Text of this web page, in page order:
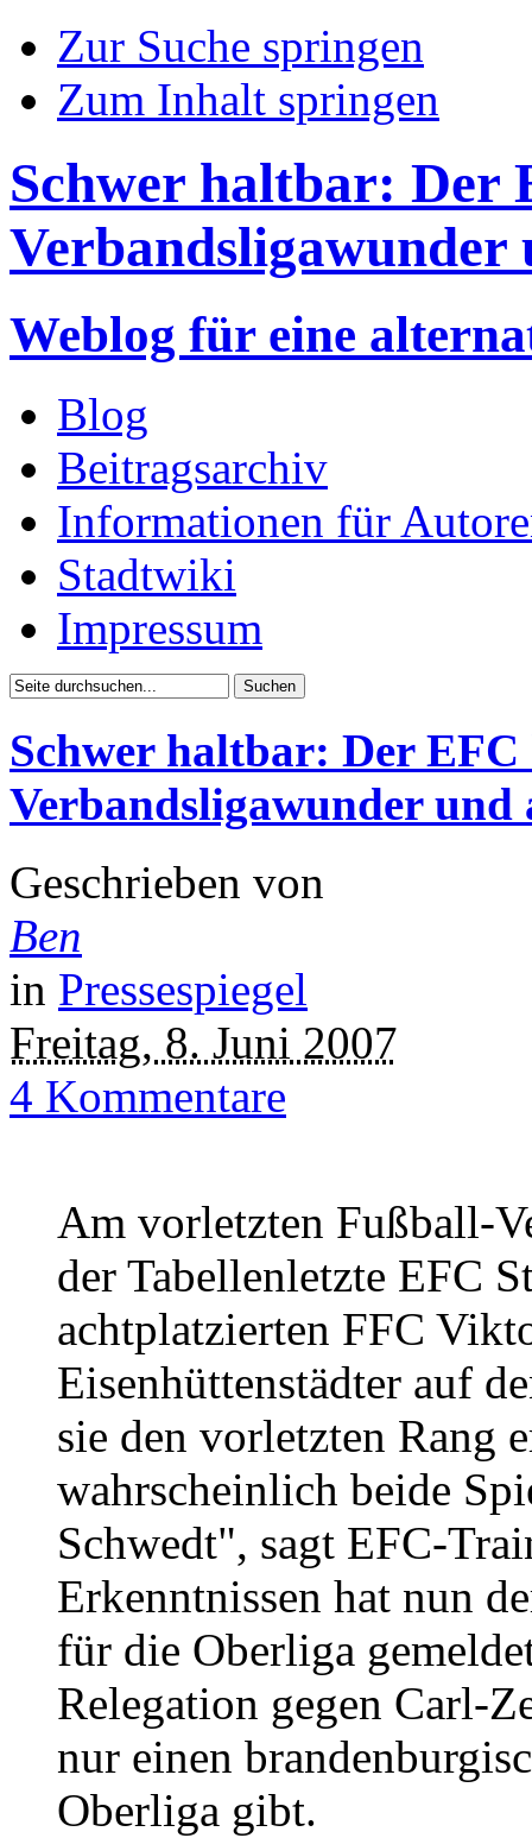
Zur Suche springen
Zum Inhalt springen
Schwer haltbar: Der
Verbandsligawunder
Weblog für eine
Blog
Beitragsarchiv
Informationen für
Stadtwiki
Impressum
Schwer haltbar: Der
Verbandsligawunder und
Geschrieben von
Ben
in Pressespiegel
Freitag, 8. Juni 2007
4 Kommentare
Am vorletzten Fußball-
der Tabellenletzte EFC
achtplatzierten FFC
Eisenhüttenstädter auf
sie den vorletzten Rang
wahrscheinlich beide
Schwedt", sagt EFC-
Erkenntnissen hat nun
für die Oberliga
Relegation gegen Carl-
nur einen
Oberliga gibt.